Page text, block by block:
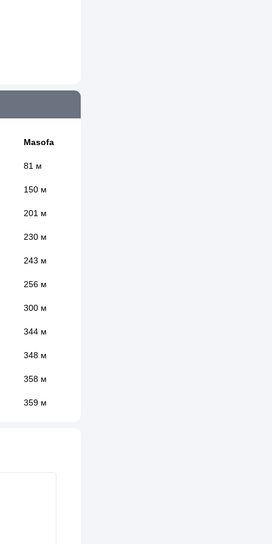
Masofa
81 м
150 м
201 м
230 м
243 м
256 м
300 м
344 м
348 м
358 м
359 м
432 м